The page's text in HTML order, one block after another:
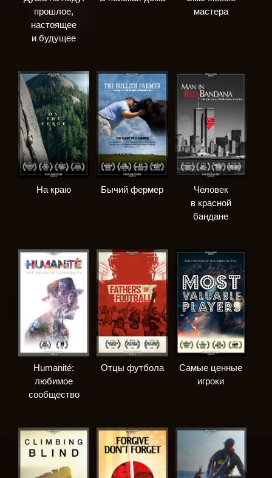
прошлое,
настоящее
и будущее
мастера
На краю Бычий фермер
Человек
в красной
бандане
Humanité:
любимое
сообщество
Отцы футбола
Самые ценные
игроки